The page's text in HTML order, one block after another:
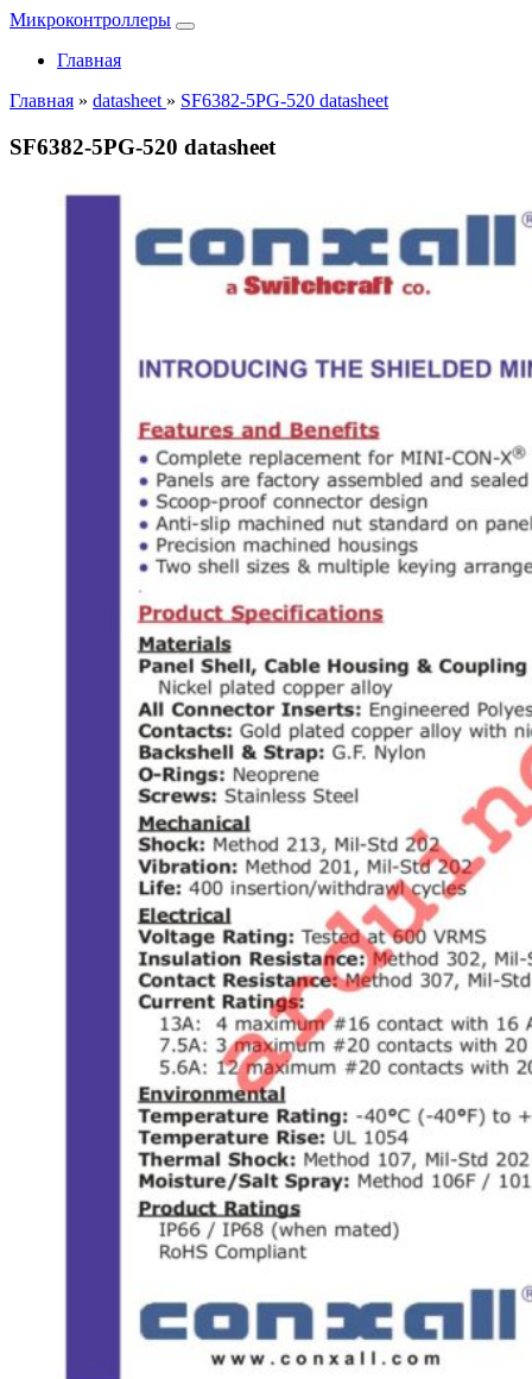
Микроконтроллеры
Главная
Главная » datasheet » SF6382-5PG-520 datasheet
SF6382-5PG-520 datasheet